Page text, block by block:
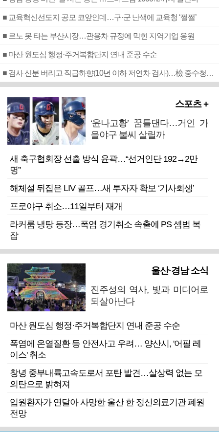
■ 교육혁신선도지 공모 코앞인데…구·군 난색에 교육청 ‘쩔쩔’
■ 르노 못 타는 부산시장…관용차 규정에 막힌 지역기업 응원
■ 마산 원도심 행정·주거복합단지 연내 준공 수순
■ 검사 신분 버리고 직급하향(10년 이하 저연차 검사)…檢 중수청행 기피
스포츠 +
‘윤나고황’ 꿈틀댄다…거인 가
을야구 불씨 살릴까
새 축구협회장 선출 방식 윤곽…“선거인단 192→2만
명”
해체설 뒤집은 LIV 골프…새 투자자 확보 ‘기사회생’
프로야구 취소…11일부터 재개
라커룸 냉탕 등장…폭염 경기취소 속출에 PS 셈법 복
잡
울산·경남 소식
진주성의 역사, 빛과 미디어로
되살아난다
마산 원도심 행정·주거복합단지 연내 준공 수순
폭염에 온열질환 등 안전사고 우려… 양산시, '어필 레
이스' 취소
창녕 중부내륙고속도로서 포탄 발견…살상력 없는 모
의탄으로 밝혀져
입원환자가 연달아 사망한 울산 한 정신의료기관 폐원
전망